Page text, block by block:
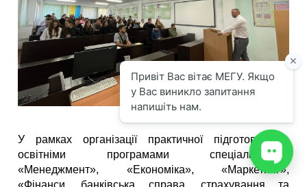
У рамках організації практичної підготовки за
освітніми програмами спеціальностей
«Менеджмент», «Економіка», «Маркетинг»,
«Фінанси, банківська справа, страхування та